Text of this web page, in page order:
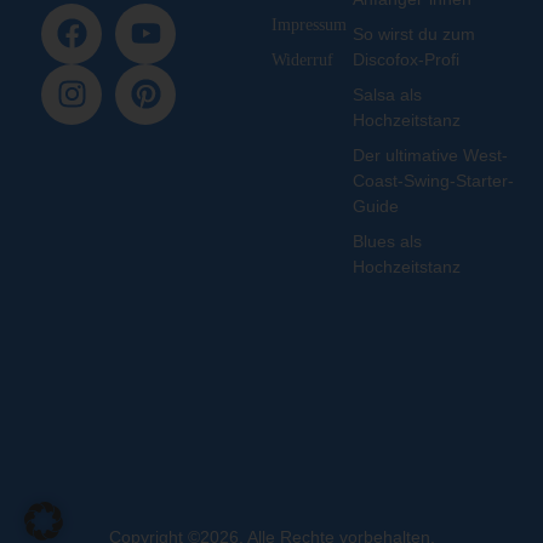
Intensität.
online mit verständlichen
Video-Tutorials, die euch
Schritt für Schritt ins Tanzen
Impressum
Widerruf
So wirst du zum
Discofox-Profi
Salsa als
Hochzeitstanz
Der ultimative West-
Coast-Swing-Starter-
Guide
Blues als
Hochzeitstanz
Copyright ©2026. Alle Rechte vorbehalten.